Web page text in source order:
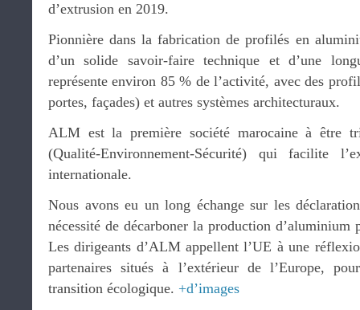
d’extrusion en 2019.
Pionnière dans la fabrication de profilés en
d’un solide savoir-faire technique et d’une
représente environ 85 % de l’activité, avec des
portes, façades) et autres systèmes architecturaux.
ALM est la première société marocaine à être
(Qualité-Environnement-Sécurité) qui facilite
internationale.
Nous avons eu un long échange sur les
nécessité de décarboner la production d’aluminium
Les dirigeants d’ALM appellent l’UE à une
partenaires situés à l’extérieur de l’Europe,
transition écologique. +d’images